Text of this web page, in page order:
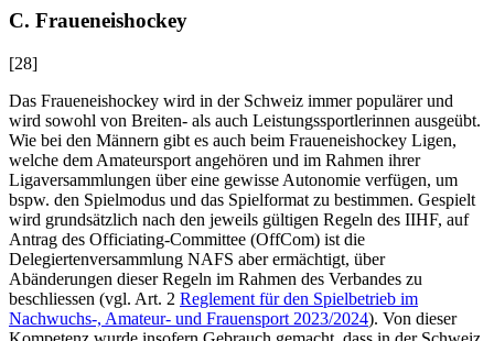
C. Fraueneishockey
[28]
Das Fraueneishockey wird in der Schweiz immer populärer und
wird sowohl von Breiten- als auch Leistungssportlerinnen ausgeübt.
Wie bei den Männern gibt es auch beim Fraueneishockey Ligen,
welche dem Amateursport angehören und im Rahmen ihrer
Ligaversammlungen über eine gewisse Autonomie verfügen, um
bspw. den Spielmodus und das Spielformat zu bestimmen. Gespielt
wird grundsätzlich nach den jeweils gültigen Regeln des IIHF, auf
Antrag des Officiating-Committee (OffCom) ist die
Delegiertenversammlung NAFS aber ermächtigt, über
Abänderungen dieser Regeln im Rahmen des Verbandes zu
beschliessen (vgl. Art. 2 Reglement für den Spielbetrieb im
Nachwuchs-, Amateur- und Frauensport 2023/2024). Von dieser